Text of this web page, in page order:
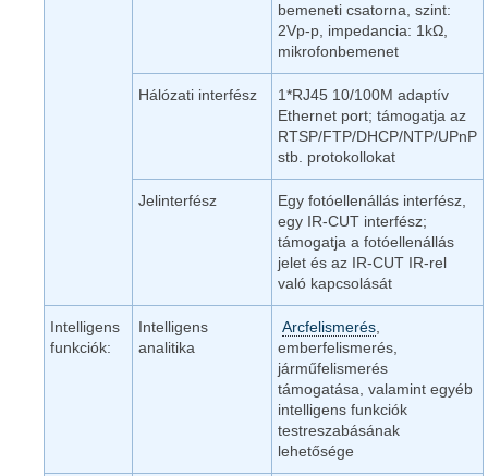
bemeneti csatorna, szint:
2Vp-p, impedancia: 1kΩ,
mikrofonbemenet
Hálózati interfész
1*RJ45 10/100M adaptív
Ethernet port; támogatja az
RTSP/FTP/DHCP/NTP/UPnP
stb. protokollokat
Jelinterfész
Egy fotóellenállás interfész,
egy IR-CUT interfész;
támogatja a fotóellenállás
jelet és az IR-CUT IR-rel
való kapcsolását
Intelligens
funkciók:
Intelligens
analitika
Arcfelismerés,
emberfelismerés,
járműfelismerés
támogatása, valamint egyéb
intelligens funkciók
testreszabásának
lehetősége